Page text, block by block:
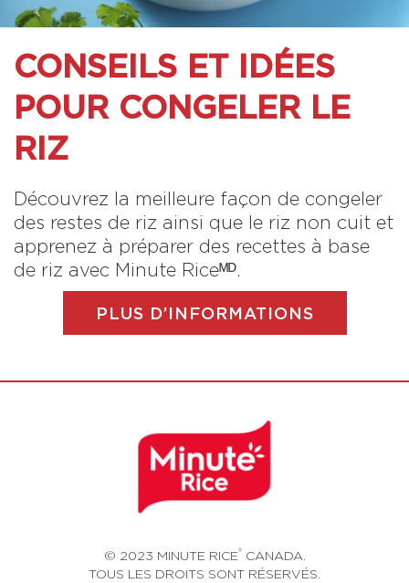
CONSEILS ET IDÉES
POUR CONGELER LE
RIZ
Découvrez la meilleure façon de congeler
des restes de riz ainsi que le riz non cuit et
apprenez à préparer des recettes à base
de riz avec Minute Riceᴹᴰ.
PLUS D’INFORMATIONS
© 2023 MINUTE RICE®CANADA.
TOUS LES DROITS SONT RÉSERVÉS.